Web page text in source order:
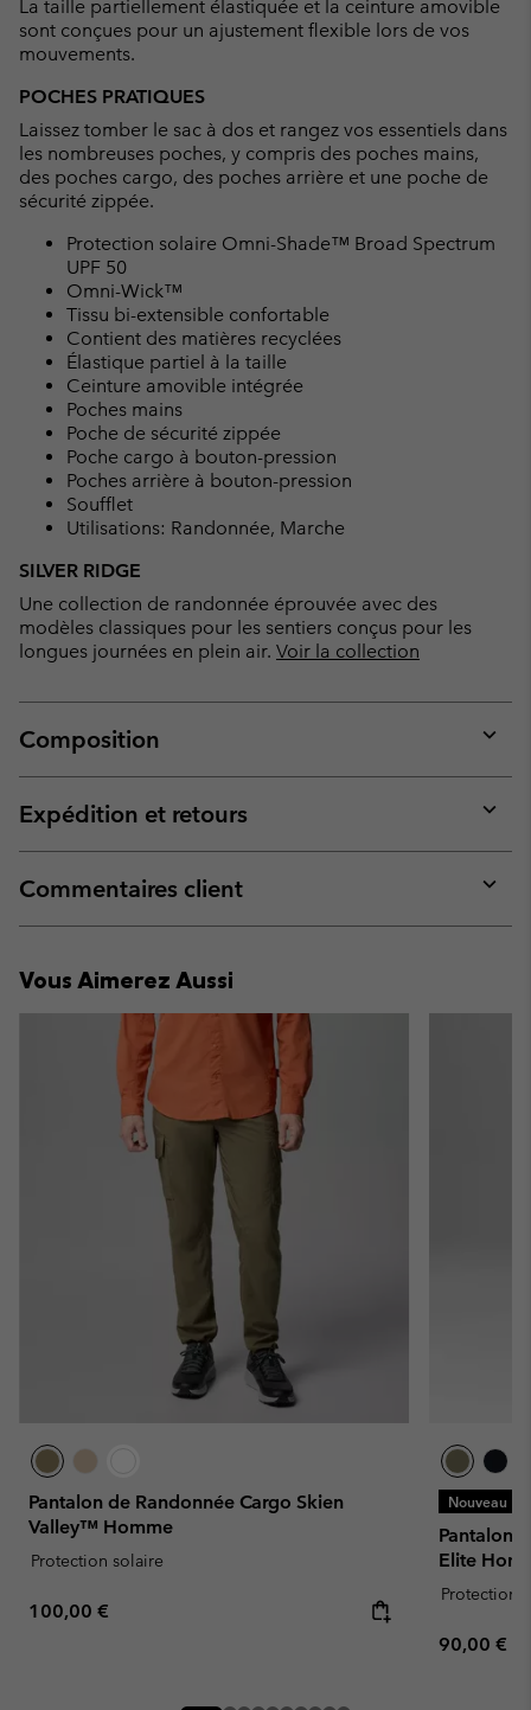
La taille partiellement élastiquée et la ceinture amovible
sont conçues pour un ajustement flexible lors de vos
mouvements.
POCHES PRATIQUES
Laissez tomber le sac à dos et rangez vos essentiels dans
les nombreuses poches, y compris des poches mains,
des poches cargo, des poches arrière et une poche de
sécurité zippée.
Protection solaire Omni-Shade™ Broad Spectrum
UPF 50
Omni-Wick™
Tissu bi-extensible confortable
Contient des matières recyclées
Élastique partiel à la taille
Ceinture amovible intégrée
Poches mains
Poche de sécurité zippée
Poche cargo à bouton-pression
Poches arrière à bouton-pression
Soufflet
Utilisations: Randonnée, Marche
SILVER RIDGE
Une collection de randonnée éprouvée avec des
modèles classiques pour les sentiers conçus pour les
longues journées en plein air. Voir la collection
Composition
or
Expédition et retours
or
Commentaires client
or
Vous Aimerez Aussi
Pantalon de Randonnée Cargo Skien
Valley™ Homme
Protection solaire
Regular price:
100,00 €
Nouveau
Pantalon
Elite
Protection
Regular
90,00 €